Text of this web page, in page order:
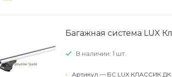
Багажная система LUX
В наличии: 1 шт.
•
Артикул — БС LUX КЛАССИК ДК